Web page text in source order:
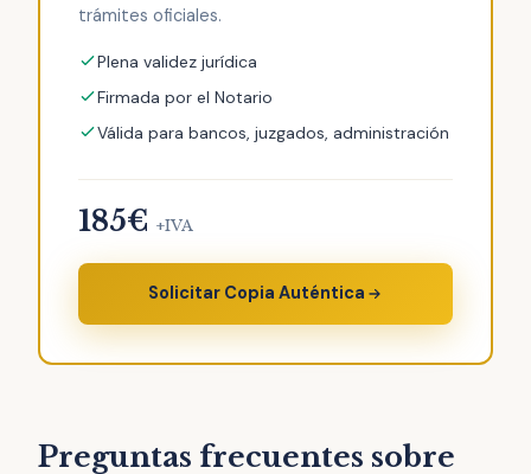
trámites oficiales.
Plena validez jurídica
Firmada por el Notario
Válida para bancos, juzgados, administración
185€ +IVA
Solicitar Copia Auténtica
Preguntas frecuentes sobre